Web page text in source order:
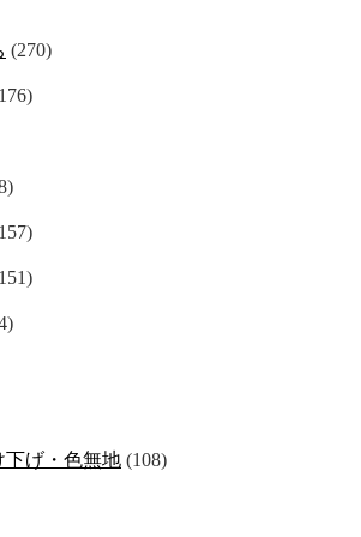
(270)
下げ・色無地 (108)